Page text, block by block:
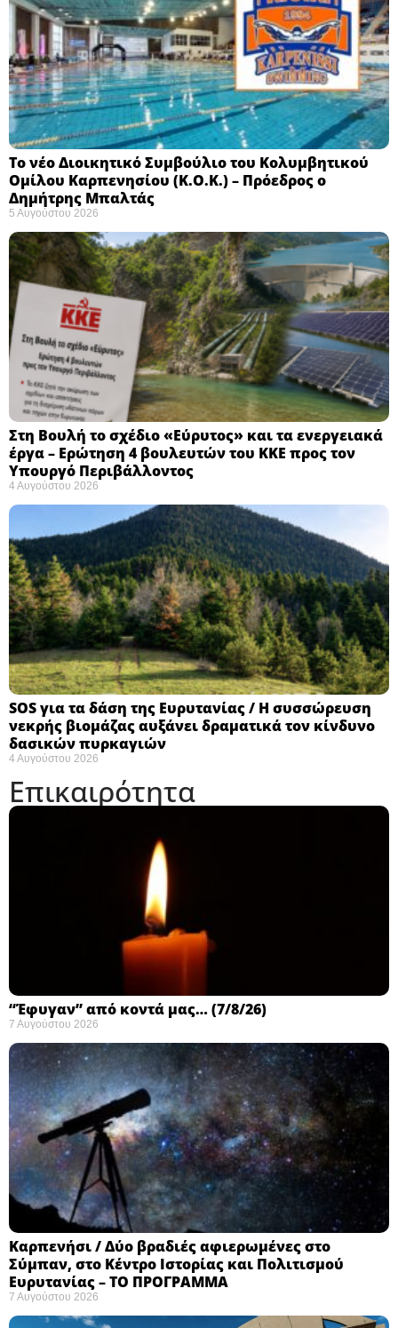
Το νέο Διοικητικό Συμβούλιο του Κολυμβητικού
Ομίλου Καρπενησίου (Κ.Ο.Κ.) – Πρόεδρος ο
Δημήτρης Μπαλτάς
5 Αυγούστου 2026
Στη Βουλή το σχέδιο «Εύρυτος» και τα ενεργειακά
έργα – Ερώτηση 4 βουλευτών του ΚΚΕ προς τον
Υπουργό Περιβάλλοντος
4 Αυγούστου 2026
SOS για τα δάση της Ευρυτανίας / Η συσσώρευση
νεκρής βιομάζας αυξάνει δραματικά τον κίνδυνο
δασικών πυρκαγιών
4 Αυγούστου 2026
Επικαιρότητα
“Έφυγαν” από κοντά μας… (7/8/26)
7 Αυγούστου 2026
Καρπενήσι / Δύο βραδιές αφιερωμένες στο
Σύμπαν, στο Κέντρο Ιστορίας και Πολιτισμού
Ευρυτανίας – ΤΟ ΠΡΟΓΡΑΜΜΑ
7 Αυγούστου 2026